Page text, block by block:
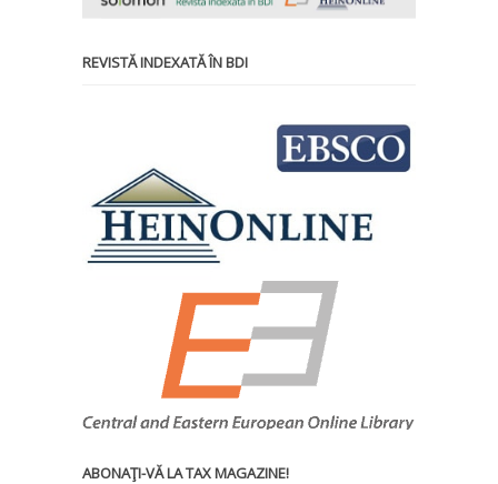
REVISTĂ INDEXATĂ ÎN BDI
ABONAŢI-VĂ LA TAX MAGAZINE!